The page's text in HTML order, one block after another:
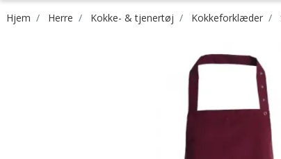
Hjem Herre Kokke- & tjenertøj Kokkeforklæder